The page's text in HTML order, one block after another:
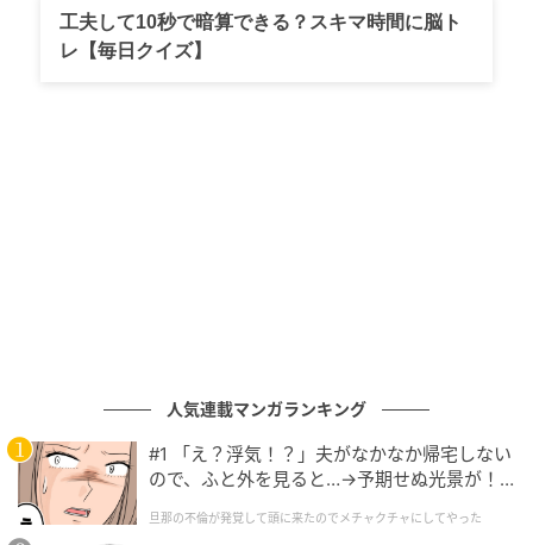
工夫して10秒で暗算できる？スキマ時間に脳ト
レ【毎日クイズ】
人気連載マンガランキング
#1 「え？浮気！？」夫がなかなか帰宅しない
ので、ふと外を見ると…→予期せぬ光景が！
クチャにしてやった
旦那の不倫が発覚して頭に来たのでメチャクチャにしてやった